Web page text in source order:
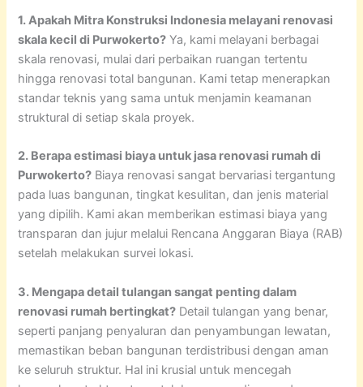
1. Apakah Mitra Konstruksi Indonesia melayani renovasi
skala kecil di Purwokerto? Ya, kami melayani berbagai
skala renovasi, mulai dari perbaikan ruangan tertentu
hingga renovasi total bangunan. Kami tetap menerapkan
standar teknis yang sama untuk menjamin keamanan
struktural di setiap skala proyek.
2. Berapa estimasi biaya untuk jasa renovasi rumah di
Purwokerto? Biaya renovasi sangat bervariasi tergantung
pada luas bangunan, tingkat kesulitan, dan jenis material
yang dipilih. Kami akan memberikan estimasi biaya yang
transparan dan jujur melalui Rencana Anggaran Biaya (RAB)
setelah melakukan survei lokasi.
3. Mengapa detail tulangan sangat penting dalam
renovasi rumah bertingkat? Detail tulangan yang benar,
seperti panjang penyaluran dan penyambungan lewatan,
memastikan beban bangunan terdistribusi dengan aman
ke seluruh struktur. Hal ini krusial untuk mencegah